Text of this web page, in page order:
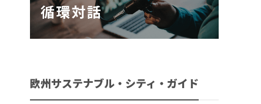
欧州サステナブル・シティ・ガイド